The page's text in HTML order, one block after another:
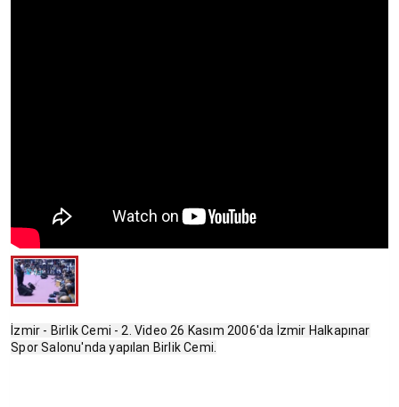
İzmir - Birlik Cemi - 2. Video 26 Kasım 2006'da İzmir Halkapınar
Spor Salonu'nda yapılan Birlik Cemi.